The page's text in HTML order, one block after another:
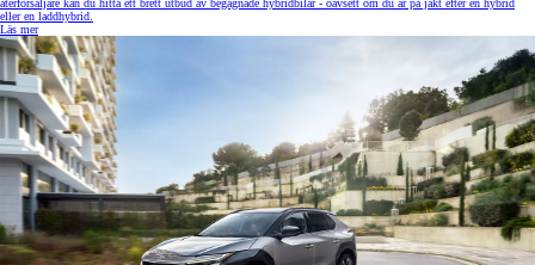
återförsäljare kan du hitta ett brett utbud av begagnade hybridbilar - oavsett om du är på jakt efter en hybrid
eller en laddhybrid.
Läs mer